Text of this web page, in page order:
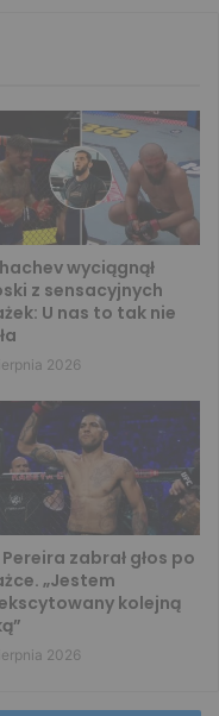
wyciągnął
z sensacyjnych
U nas to tak nie
2026
zabrał głos po
„Jestem
kolejną
2026